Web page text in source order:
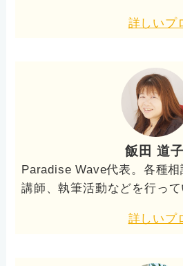
詳しいプ
飯田 道子
Paradise Wave代表。各種
講師、執筆活動などを行って
詳しいプ